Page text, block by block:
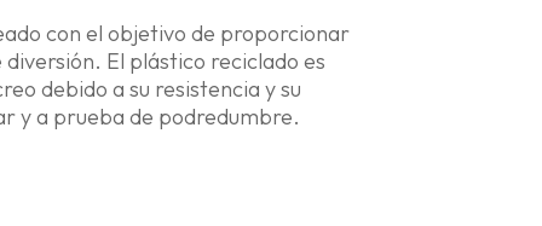
con el objetivo de proporcionar
diversión. El plástico reciclado es
debido a su resistencia y su
y a prueba de podredumbre.